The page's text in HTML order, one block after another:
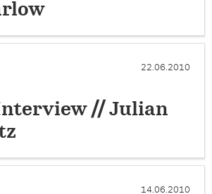
22.06.2010
// Julian
14.06.2010